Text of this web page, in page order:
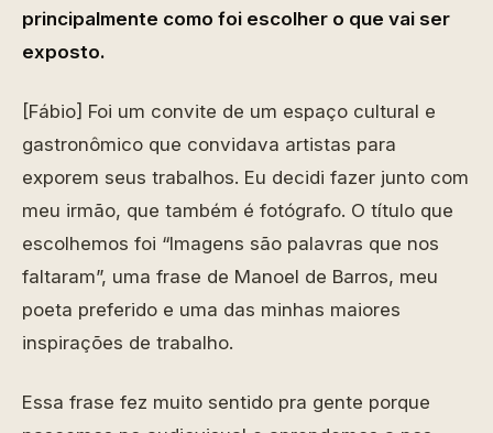
principalmente como foi escolher o que vai ser
exposto.
[Fábio] Foi um convite de um espaço cultural e
gastronômico que convidava artistas para
exporem seus trabalhos. Eu decidi fazer junto com
meu irmão, que também é fotógrafo. O título que
escolhemos foi “Imagens são palavras que nos
faltaram”, uma frase de Manoel de Barros, meu
poeta preferido e uma das minhas maiores
inspirações de trabalho.
Essa frase fez muito sentido pra gente porque